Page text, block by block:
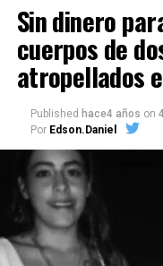
Sin dinero
cuerpos de
atropellados
Published hace4 años on
Por Edson.Daniel